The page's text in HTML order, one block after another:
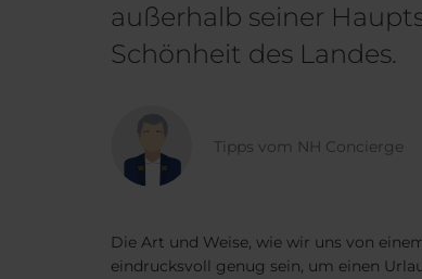
außerhalb seiner
Schönheit des Landes.
Tipps vom NH Concierge
Die Art und Weise, wie wir uns von
eindrucksvoll genug sein, um einen